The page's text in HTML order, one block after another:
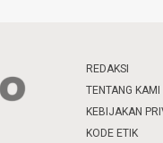
REDAKSI
TENTANG KAMI
KEBIJAKAN
KODE ETIK